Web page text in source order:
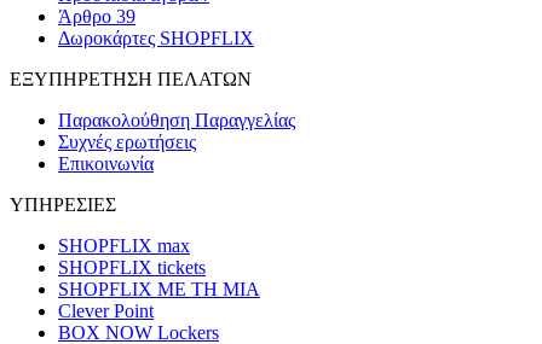
Άρθρο 39
Δωροκάρτες SHOPFLIX
ΕΞΥΠΗΡΕΤΗΣΗ ΠΕΛΑΤΩΝ
Παρακολούθηση Παραγγελίας
Συχνές ερωτήσεις
Επικοινωνία
ΥΠΗΡΕΣΙΕΣ
SHOPFLIX max
SHOPFLIX tickets
SHOPFLIX ΜΕ ΤΗ ΜΙΑ
Clever Point
BOX NOW Lockers